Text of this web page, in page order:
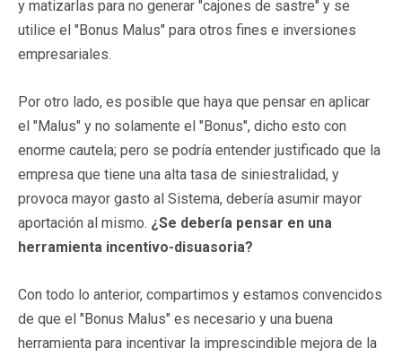
y matizarlas para no generar "cajones de sastre" y se
utilice el "Bonus Malus" para otros fines e inversiones
empresariales.
Por otro lado, es posible que haya que pensar en aplicar
el "Malus" y no solamente el "Bonus", dicho esto con
enorme cautela; pero se podría entender justificado que la
empresa que tiene una alta tasa de siniestralidad, y
provoca mayor gasto al Sistema, debería asumir mayor
aportación al mismo. ¿Se debería pensar en una
herramienta incentivo-disuasoria?
Con todo lo anterior, compartimos y estamos convencidos
de que el "Bonus Malus" es necesario y una buena
herramienta para incentivar la imprescindible mejora de la